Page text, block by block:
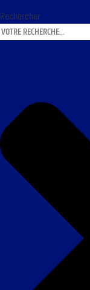
Rechercher